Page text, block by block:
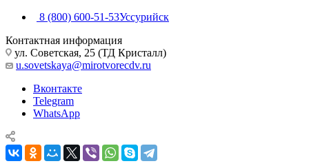
8 (800) 600-51-53Уссурийск
Контактная информация
ул. Советская, 25 (ТД Кристалл)
u.sovetskaya@mirotvorecdv.ru
Вконтакте
Telegram
WhatsApp